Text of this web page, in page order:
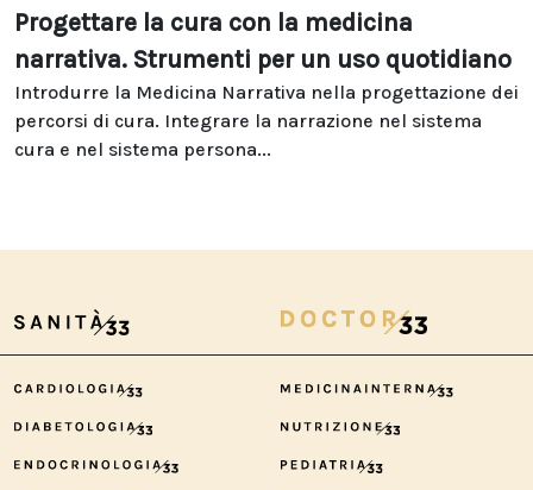
Progettare la cura con la medicina
narrativa. Strumenti per un uso quotidiano
Introdurre la Medicina Narrativa nella progettazione dei
percorsi di cura. Integrare la narrazione nel sistema
cura e nel sistema persona...